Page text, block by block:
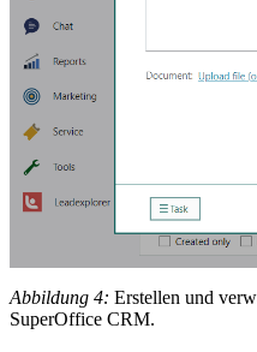
Abbildung 4: Erstellen und
SuperOffice CRM.